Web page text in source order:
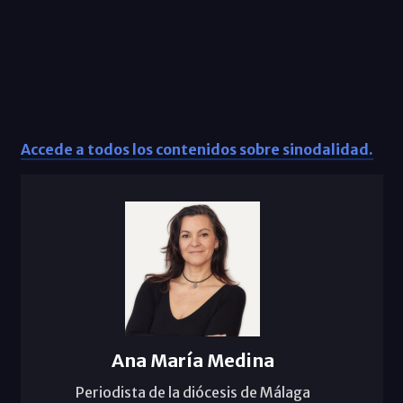
Accede a todos los contenidos sobre sinodalidad.
Ana María Medina
Periodista de la diócesis de Málaga